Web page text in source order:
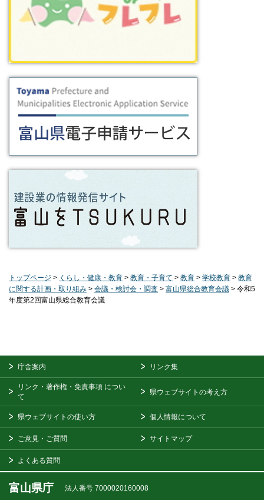
トップページ > くらし・健康・教育 > 教育・子育て > 教育 > 学校教育 > 教育
に関する計画・取り組み > 会議・検討会・調査 > 富山県総合教育会議 > 令和5
年度第2回富山県総合教育会議
庁舎案内 リンク集
リンク・著作権・免責事項 につい
て
県ウェブサイトの考え方
県ウェブサイトの使い方 個人情報について
ご意見・ご質問 サイトマップ
よくある質問
富山県庁 法人番号 7000020160008